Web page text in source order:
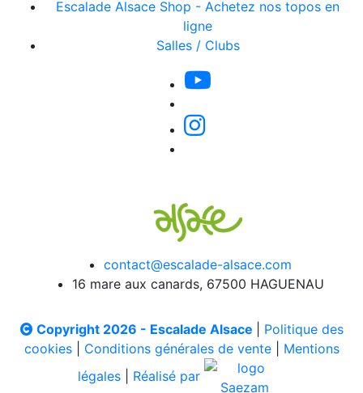
Escalade Alsace Shop - Achetez nos topos en
ligne
Salles / Clubs
contact@escalade-alsace.com
16 mare aux canards, 67500 HAGUENAU
Copyright 2026 - Escalade Alsace
Politique des
cookies| Conditions générales de vente| Mentions
légales
Réalisé par